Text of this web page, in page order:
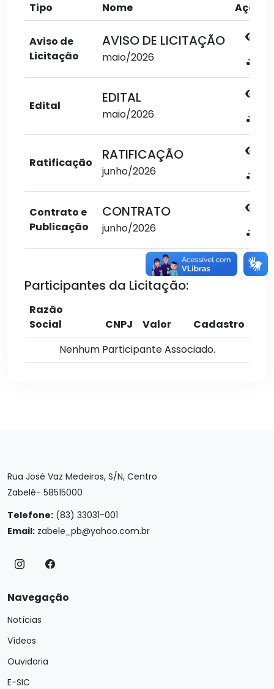
Tipo Nome Ações
Aviso de
Licitação
AVISO DE LICITAÇÃO
maio/2026
Edital EDITAL
maio/2026
Ratificação RATIFICAÇÃO
junho/2026
Contrato e
Publicação
CONTRATO
junho/2026
Participantes da Licitação:
Razão
Social
CNPJ Valor
Cadastro
Nenhum Participante Associado.
Rua José Vaz Medeiros, S/N, Centro
Zabelê- 58515000
Telefone: (83) 33031-001
Email: zabele_pb@yahoo.com.br
Navegação
Notícias
Vídeos
Ouvidoria
E-SIC